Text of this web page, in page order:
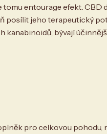
tomu entourage efekt. CBD
posílit jeho terapeutický
kanabinoidů, bývají
pro celkovou pohodu,